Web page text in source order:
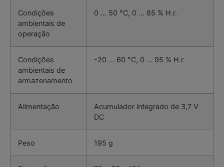
Condições
ambientais de
operação
0 … 50 °C, 0 … 85 % H.r.
Condições
ambientais de
armazenamento
-20 … 60 °C, 0 … 95 % H.r.
Alimentação
Acumulador integrado de 3,7 V
DC
Peso 195 g